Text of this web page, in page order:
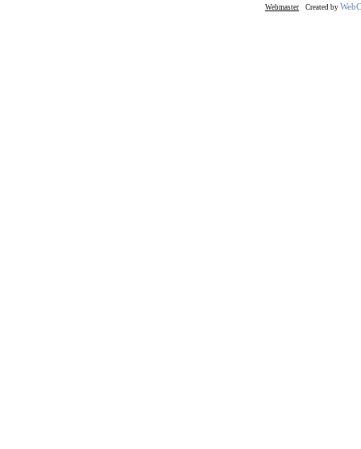
Webmaster Created by